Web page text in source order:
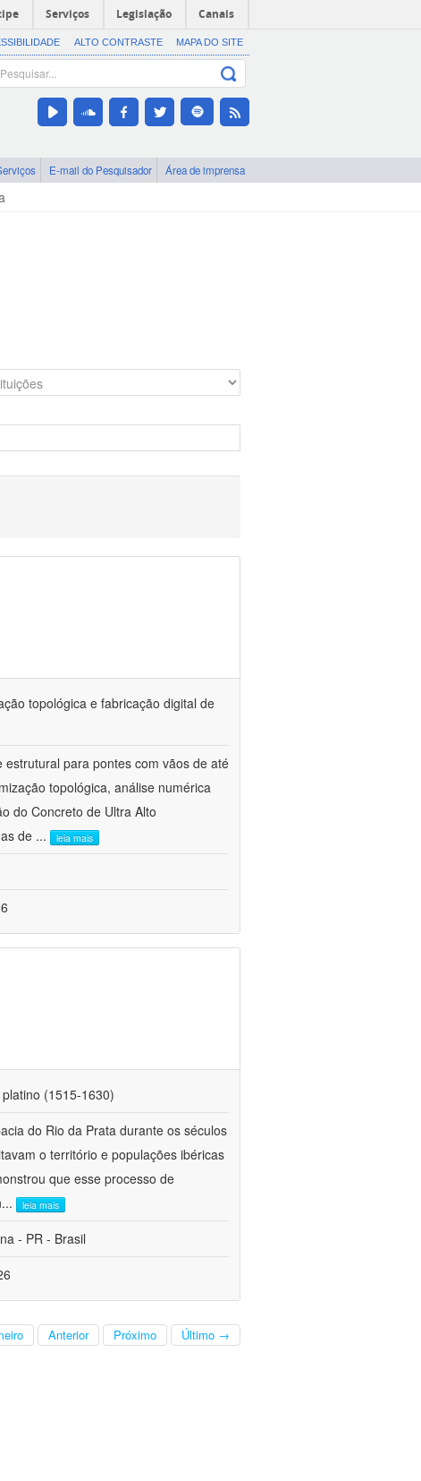
Serviços Legislação Canais
ALTO CONTRASTE MAPA DO SITE
E-mail do Pesquisador Área de imprensa
topológica e fabricação digital de
para pontes com vãos de até
topológica, análise numérica
do Concreto de Ultra Alto
de ... leia mais
(1515-1630)
do Rio da Prata durante os séculos
o território e populações ibéricas
que esse processo de
... leia mais
- PR - Brasil
Anterior Próximo Último →